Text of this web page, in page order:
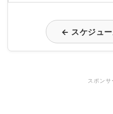
← スケジュ
スポンサ